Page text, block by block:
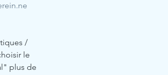
/
le
plus de